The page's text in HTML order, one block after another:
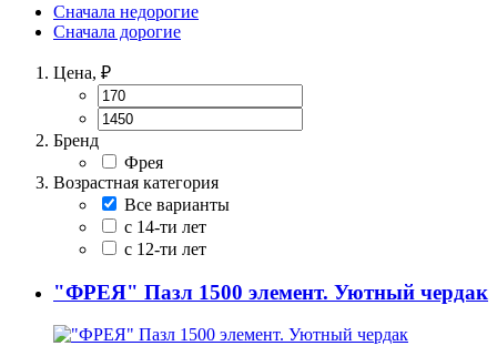
Сначала недорогие
Сначала дорогие
Цена, ₽
Бренд
Фрея
Возрастная категория
Все варианты
с 14-ти лет
с 12-ти лет
"ФРЕЯ" Пазл 1500 элемент. Уютный чердак